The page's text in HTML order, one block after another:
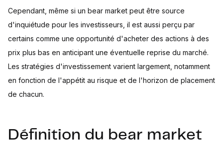
Cependant, même si un bear market peut être source
d'inquiétude pour les investisseurs, il est aussi perçu par
certains comme une opportunité d'acheter des actions à des
prix plus bas en anticipant une éventuelle reprise du marché.
Les stratégies d'investissement varient largement, notamment
en fonction de l'appétit au risque et de l'horizon de placement
de chacun.
Définition du bear market